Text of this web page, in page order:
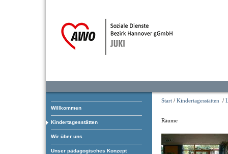
Willkommen
Kindertagesstätten
Wir über uns
Unser pädagogisches Konzept
Start / Kindertagesstätten /
Räume